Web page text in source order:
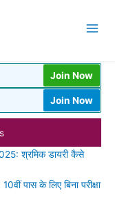
Join Now
Join Now
श्रमिक डायरी कैसे
पास के लिए बिना परीक्षा